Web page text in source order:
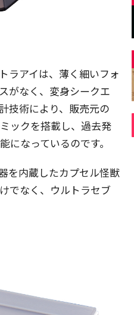
ラアイは、薄く細いフォ
がなく、変身シークエ
技術により、販売元の
ックを搭載し、過去発
なっているのです。
を内蔵したカプセル怪獣
でなく、ウルトラセブ